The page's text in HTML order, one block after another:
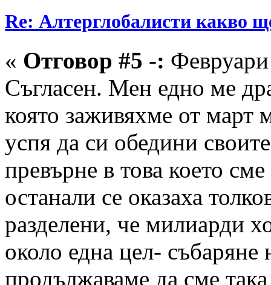
Re: Алтерглобалисти какво
« Отговор #5 -:
Съгласен. Мен едно ме
която заживяхме от март
успя да си обедини
превърне в това което
останали се оказаха
разделени, че милиарди
около една цел- събаряне
продължаваме да сме